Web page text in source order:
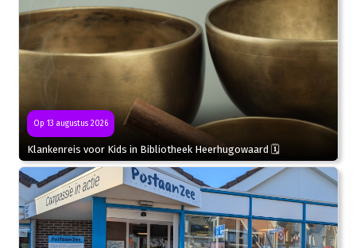
Op 13 augustus 2026
Klankenreis voor Kids in Bibliotheek Heerhugowaard 🗓